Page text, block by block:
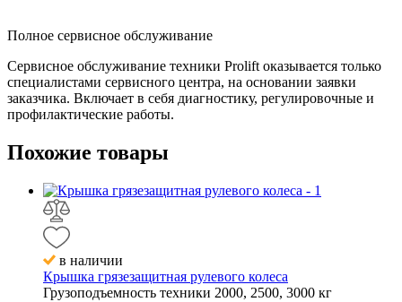
Полное сервисное обслуживание
Сервисное обслуживание техники Prolift оказывается только
специалистами сервисного центра, на основании заявки
заказчика. Включает в себя диагностику, регулировочные и
профилактические работы.
Похожие товары
в наличии
Крышка грязезащитная рулевого колеса
Грузоподъемность техники 2000, 2500, 3000 кг